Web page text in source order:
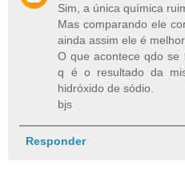
Sim, a única química
Mas comparando ele
ainda assim ele é
O que acontece qdo se
q é o resultado da
hidróxido de sódio.
bjs
Responder